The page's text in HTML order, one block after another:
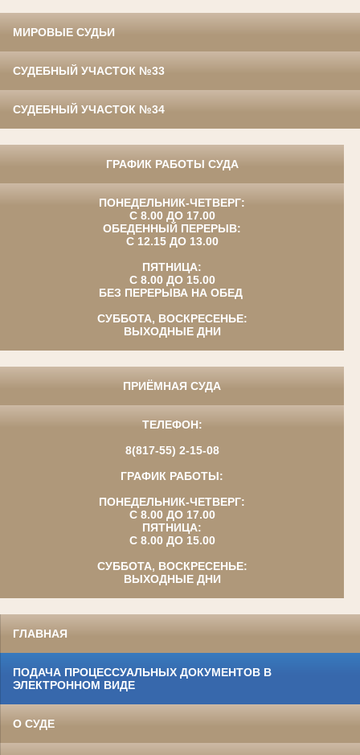
МИРОВЫЕ СУДЬИ
СУДЕБНЫЙ УЧАСТОК №33
СУДЕБНЫЙ УЧАСТОК №34
ГРАФИК РАБОТЫ СУДА
ПОНЕДЕЛЬНИК-ЧЕТВЕРГ:
С 8.00 ДО 17.00
ОБЕДЕННЫЙ ПЕРЕРЫВ:
С 12.15 ДО 13.00
ПЯТНИЦА:
С 8.00 ДО 15.00
БЕЗ ПЕРЕРЫВА НА ОБЕД
СУББОТА, ВОСКРЕСЕНЬЕ:
ВЫХОДНЫЕ ДНИ
ПРИЁМНАЯ СУДА
ТЕЛЕФОН:
8(817-55) 2-15-08
ГРАФИК РАБОТЫ:
ПОНЕДЕЛЬНИК-ЧЕТВЕРГ:
С 8.00 ДО 17.00
ПЯТНИЦА:
С 8.00 ДО 15.00
СУББОТА, ВОСКРЕСЕНЬЕ:
ВЫХОДНЫЕ ДНИ
ГЛАВНАЯ
ПОДАЧА ПРОЦЕССУАЛЬНЫХ ДОКУМЕНТОВ В
ЭЛЕКТРОННОМ ВИДЕ
О СУДЕ